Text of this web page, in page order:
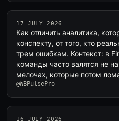
17 JULY 2026
Как отличить аналитика,
конспекту, от того, кто
трем ошибкам. Контекст: в
команды часто валятся не на
мелочах, которые потом
@WBPulsePro
16 JULY 2026